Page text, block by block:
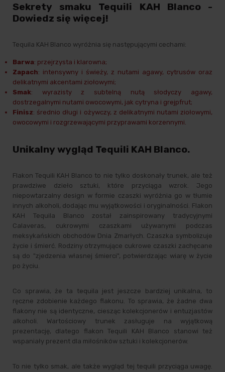
Sekrety smaku Tequili KAH Blanco -
Dowiedz się więcej!
Tequila KAH Blanco wyróżnia się następującymi cechami:
Barwa: przejrzysta i klarowna;
Zapach: intensywny i świeży, z nutami agawy, cytrusów oraz
delikatnymi akcentami ziołowymi;
Smak: wyrazisty z subtelną nutą słodyczy agawy,
dostrzegalnymi nutami owocowymi, jak cytryna i grejpfrut;
Finisz: średnio długi i ożywczy, z delikatnymi nutami ziołowymi,
owocowymi i rozgrzewającymi przyprawami korzennymi.
Unikalny wygląd Tequili KAH Blanco.
Flakon Tequili KAH Blanco to nie tylko doskonały trunek, ale też
prawdziwe dzieło sztuki, które przyciąga wzrok. Jego
niepowtarzalny design w formie czaszki wyróżnia go w tłumie
innych alkoholi, dodając mu wyjątkowości i oryginalności. Flakon
KAH Tequila Blanco został zainspirowany tradycyjnymi
Calaveras, cukrowymi czaszkami używanymi podczas
meksykańskich obchodów Dnia Zmarłych. Czaszka symbolizuje
życie i śmierć. Rodziny otrzymujące cukrowe czaszki zachęcane
są do "zjedzenia własnej śmierci", potwierdzając wiarę w życie
po życiu.
Co sprawia, że ta tequila jest jeszcze bardziej unikalna, to
ręczne zdobienie każdego flakonu. To sprawia, że żadne dwa
flakony nie są identyczne, ciesząc kolekcjonerów i entuzjastów
alkoholi. Wartościowy trunek zasługuje na wyjątkową
prezentację, dlatego flakon Tequili KAH Blanco stanowi też
wspaniały prezent dla miłośników sztuki i kolekcjonerów.
To nie tylko smak, ale także wygląd tej tequili przyciąga uwagę.